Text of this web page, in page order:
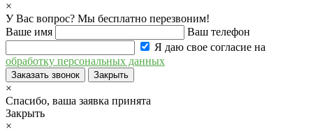
×
У Вас вопрос? Мы бесплатно перезвоним!
Ваше имя
Ваш телефон
Я даю свое согласие на
обработку персональных данных
Заказать звонок Закрыть
×
Спасибо, ваша заявка принята
Закрыть
×